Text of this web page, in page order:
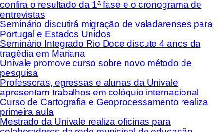
confira o resultado da 1ª fase e o cronograma de
entrevistas
Seminário discutirá migração de valadarenses para
Portugal e Estados Unidos
Seminário Integrado Rio Doce discute 4 anos da
tragédia em Mariana
Univale promove curso sobre novo método de
pesquisa
Professoras, egressas e alunas da Univale
apresentam trabalhos em colóquio internacional
Curso de Cartografia e Geoprocessamento realiza
primeira aula
Mestrado da Univale realiza oficinas para